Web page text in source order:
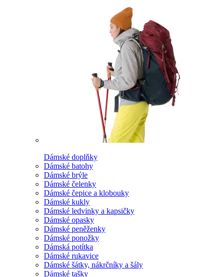
Dámské doplňky
Dámské batohy
Dámské brýle
Dámské čelenky
Dámské čepice a klobouky
Dámské kukly
Dámské ledvinky a kapsičky
Dámské opasky
Dámské peněženky
Dámské ponožky
Dámská potítka
Dámské rukavice
Dámské šátky, nákrčníky a šály
Dámské tašky